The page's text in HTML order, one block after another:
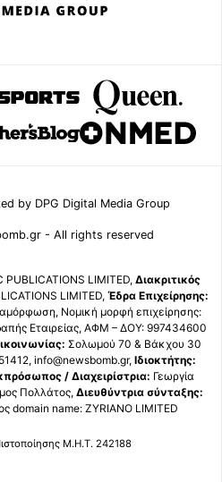
by DPG Digital Media Group
- All rights reserved
PUBLICATIONS LIMITED, Διακριτικός
LIMITED, Έδρα Επιχείρησης:
Νομική μορφή επιχείρησης:
Εταιρείας, ΑΦΜ – ΔΟΥ: 997434600
Σολωμού 70 & Βάκχου 30
info@newsbomb.gr, Ιδιοκτήτης:
/ Διαχειρίστρια: Γεωργία
Πολλάτος, Διευθύντρια σύνταξης:
domain name: ZYRIANO LIMITED
Μ.Η.Τ. 242188